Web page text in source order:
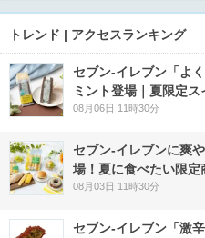
トレンド | アクセスランキング
セブン‐イレブン「よ
ミント登場｜夏限定
08月06日 11時30分
セブン‐イレブンに爽
場！夏に食べたい限定
08月03日 11時30分
セブン-イレブン「激